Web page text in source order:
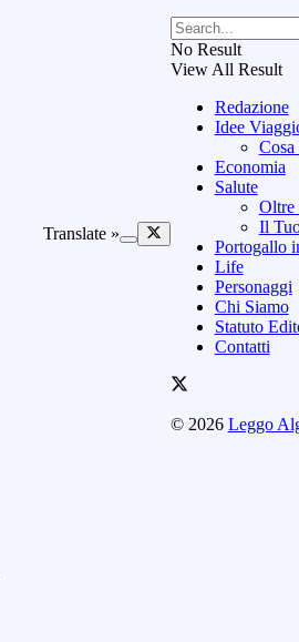
Translate »
No Result
View All Result
Redazione
Idee
Economia
Salute
Oltre
Il
Portogallo
Life
Personaggi
Chi Siamo
Statuto
Contatti
© 2026 Leggo